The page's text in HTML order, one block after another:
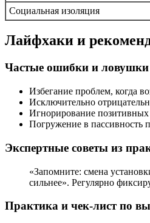
Социальная изоляция
Лайфхаки и
Частые ошибки и ловушки
Избегание проблем, когда
Исключительно
Игнорирование позитивных
Погружение в пассивность
Экспертные советы из
«Запомните: смена
сильнее». Регулярно
Практика и чек-лист по